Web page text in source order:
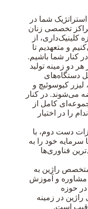
شما در
مراکز تخصصی زنان
کلینیک‌داری، از
و متعهدیم تا
کنار شما باشیم.
دو زمینه تولید
دستگاه‌های
لیزر کیوسوئیچ و
می‌شوند. در کنار
کامل از
را در اختیار
دست دوم، با
خود را به
فناوری‌ها
راژین به
مشاوره و آموزش
در حوزه
راژین در زمینه
است.